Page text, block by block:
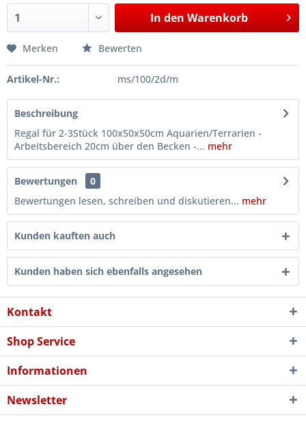
In den Warenkorb
Merken Bewerten
Artikel-Nr.: ms/100/2d/m
Beschreibung
Regal für 2-3Stück 100x50x50cm Aquarien/Terrarien -
Arbeitsbereich 20cm über den Becken -... mehr
Bewertungen
0
Bewertungen lesen, schreiben und diskutieren... mehr
Kunden kauften auch
Kunden haben sich ebenfalls angesehen
Kontakt
Shop Service
Informationen
Newsletter